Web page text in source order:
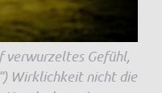
verwurzeltes Gefühl,
Wirklichkeit nicht die